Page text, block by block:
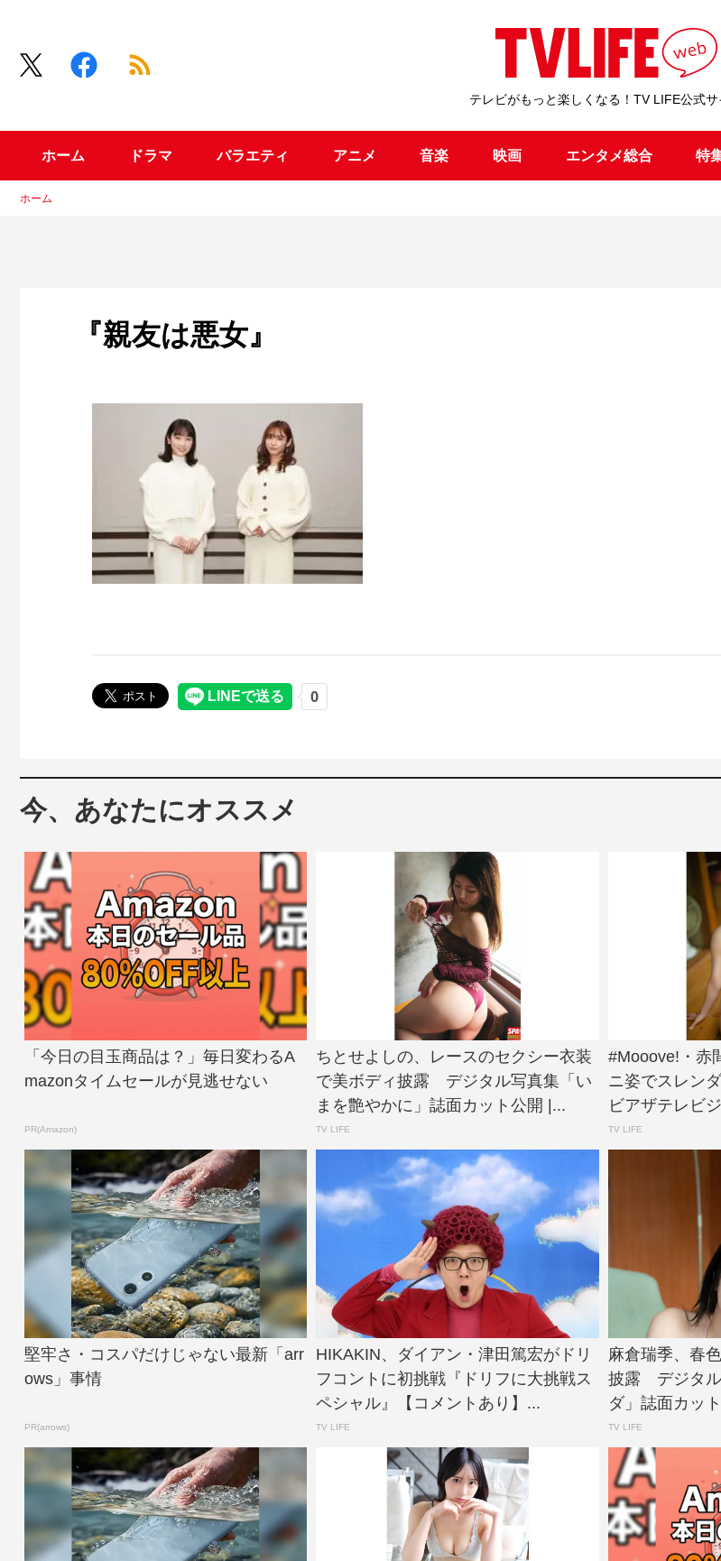
テレビがもっと楽しくなる！TV LIFE公式サ
ホーム ドラマ バラエティ アニメ 音楽 映画 エンタメ総合 特
ホーム
『親友は悪女』
今、あなたにオススメ
「今日の目玉商品は？」毎日変わるA
mazonタイムセールが見逃せない
PR(Amazon)
ちとせよしの、レースのセクシー衣装
で美ボディ披露 デジタル写真集「い
まを艶やかに」誌面カット公開 |...
TV LIFE
#Mooove!・赤
ニ姿でスレン
ビアザテレビ
TV LIFE
堅牢さ・コスパだけじゃない最新「arr
ows」事情
PR(arrows)
HIKAKIN、ダイアン・津田篤宏がドリ
フコントに初挑戦『ドリフに大挑戦ス
ペシャル』【コメントあり】...
TV LIFE
麻倉瑞季、春
披露 デジタル
ダ」誌面カッ
TV LIFE